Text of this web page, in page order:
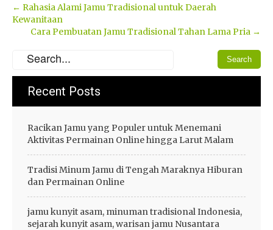
Post
navigation
← Rahasia Alami Jamu Tradisional untuk Daerah
Kewanitaan
Cara Pembuatan Jamu Tradisional Tahan Lama Pria →
Recent Posts
Racikan Jamu yang Populer untuk Menemani
Aktivitas Permainan Online hingga Larut Malam
Tradisi Minum Jamu di Tengah Maraknya Hiburan
dan Permainan Online
jamu kunyit asam, minuman tradisional Indonesia,
sejarah kunyit asam, warisan jamu Nusantara